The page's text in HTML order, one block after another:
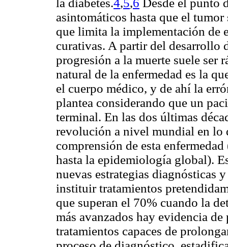
la diabetes.4,5,6 Desde el punto
asintomáticos hasta que el
que limita la implementación de
curativas. A partir del desarrollo
progresión a la muerte suele ser
natural de la enfermedad es la
el cuerpo médico, y de ahí la
plantea considerando que un
terminal. En las dos últimas
revolución a nivel mundial en lo
comprensión de esta
hasta la epidemiología global).
nuevas estrategias diagnósticas
instituir tratamientos
que superan el 70% cuando la
más avanzados hay evidencia
tratamientos capaces de